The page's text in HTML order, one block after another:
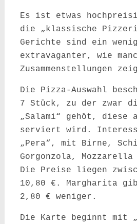
Es ist etwas
die „klassische
Gerichte sind ein wenig
extravaganter, wie
Zusammenstellungen
Die Pizza-Auswahl
7 Stück, zu der zwar
„Salami“ gehöt, diese
serviert wird.
„Pera“, mit Birne,
Gorgonzola, Mozzarella
Die Preise liegen
10,80 €. Margharita
2,80 € weniger.
Die Karte beginnt mit